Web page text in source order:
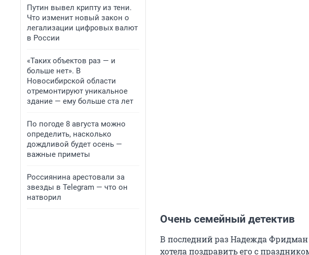
Путин вывел крипту из тени.
Что изменит новый закон о
легализации цифровых валют
в России
«Таких объектов раз — и
больше нет». В
Новосибирской области
отремонтируют уникальное
здание — ему больше ста лет
По погоде 8 августа можно
определить, насколько
дождливой будет осень —
важные приметы
Россиянина арестовали за
звезды в Telegram — что он
натворил
Очень семейный детектив
В последний раз Надежда
хотела поздравить его с